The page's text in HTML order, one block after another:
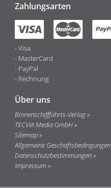
Zahlungsarten
Visa
MasterCard
PayPal
Rechnung
Über uns
Binnenschifffahrts-Verlag
TECVIA Media GmbH
Sitemap
Allgemeine Geschäftsbedingungen
Datenschutzbestimmungen
Impressum